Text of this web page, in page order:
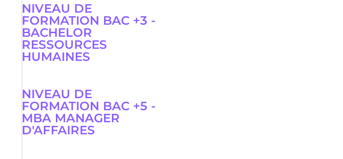
NIVEAU DE
FORMATION BAC +3 -
BACHELOR
RESSOURCES
HUMAINES
NIVEAU DE
FORMATION BAC +5 -
MBA MANAGER
D'AFFAIRES